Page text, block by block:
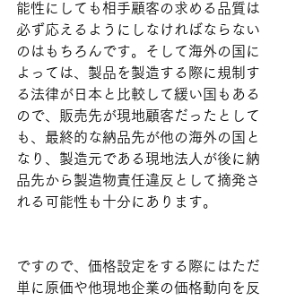
能性にしても相手顧客の求める品質は
必ず応えるようにしなければならない
のはもちろんです。そして海外の国に
よっては、製品を製造する際に規制す
る法律が日本と比較して緩い国もある
ので、販売先が現地顧客だったとして
も、最終的な納品先が他の海外の国と
なり、製造元である現地法人が後に納
品先から製造物責任違反として摘発さ
れる可能性も十分にあります。
ですので、価格設定をする際にはただ
単に原価や他現地企業の価格動向を反